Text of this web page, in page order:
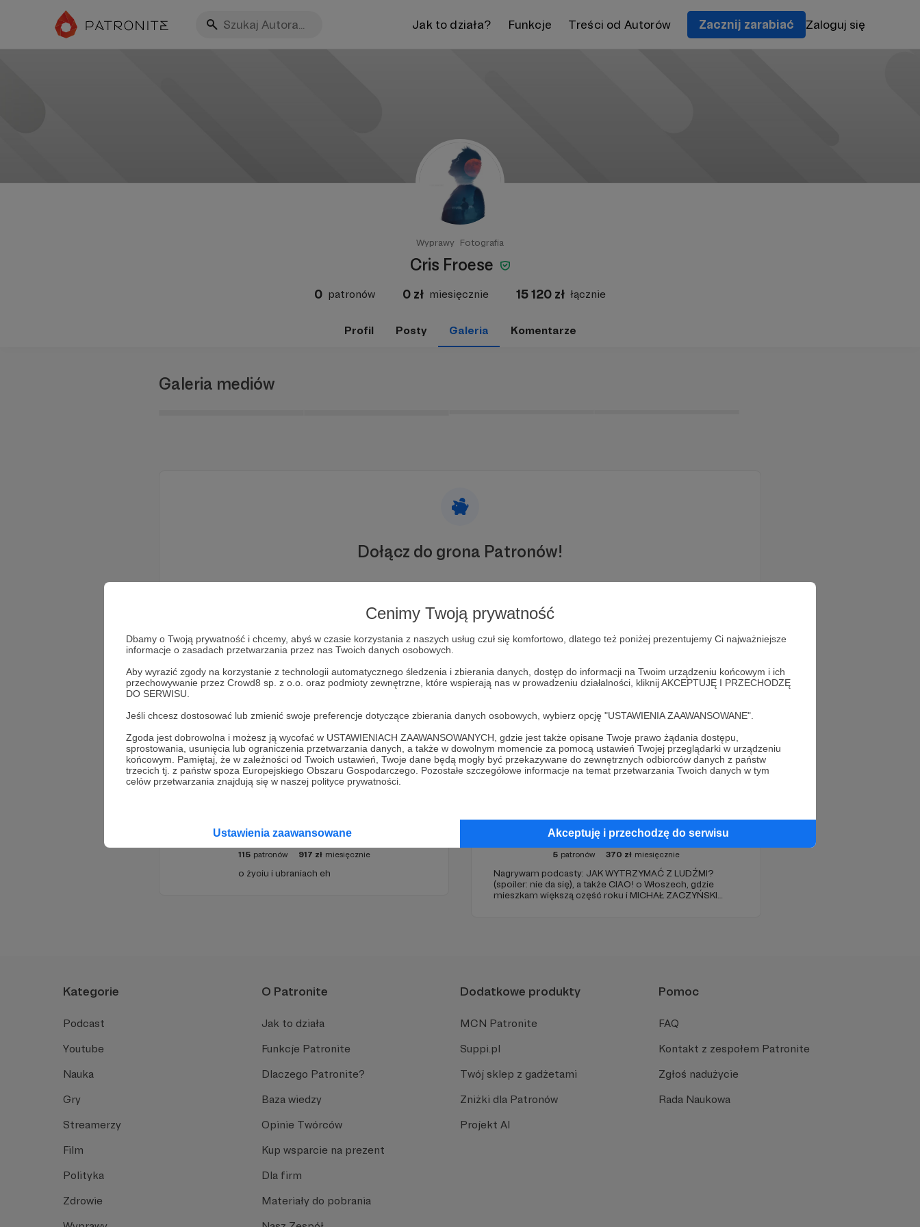
Cenimy Twoją prywatność
Dbamy o Twoją prywatność i chcemy, abyś w czasie korzystania z naszych usług czuł się komfortowo, dlatego też poniżej prezentujemy Ci najważniejsze
informacje o zasadach przetwarzania przez nas Twoich danych osobowych.
Aby wyrazić zgody na korzystanie z technologii automatycznego śledzenia i zbierania danych, dostęp do informacji na Twoim urządzeniu końcowym i ich
przechowywanie przez Crowd8 sp. z o.o. oraz podmioty zewnętrzne, które wspierają nas w prowadzeniu działalności, kliknij AKCEPTUJĘ I PRZECHODZĘ
DO SERWISU.
Jeśli chcesz dostosować lub zmienić swoje preferencje dotyczące zbierania danych osobowych, wybierz opcję "USTAWIENIA ZAAWANSOWANE".
Zgoda jest dobrowolna i możesz ją wycofać w USTAWIENIACH ZAAWANSOWANYCH, gdzie jest także opisane Twoje prawo żądania dostępu,
sprostowania, usunięcia lub ograniczenia przetwarzania danych, a także w dowolnym momencie za pomocą ustawień Twojej przeglądarki w urządzeniu
końcowym. Pamiętaj, że w zależności od Twoich ustawień, Twoje dane będą mogły być przekazywane do zewnętrznych odbiorców danych z państw
trzecich tj. z państw spoza Europejskiego Obszaru Gospodarczego. Pozostałe szczegółowe informacje na temat przetwarzania Twoich danych w tym
celów przetwarzania znajdują się w naszej polityce prywatności.
Ustawienia zaawansowane Akceptuję i przechodzę do serwisu
Jak to działa? Funkcje Treści od Autorów Zacznij zarabiać Zaloguj się
Wyprawy Fotografia
Cris Froese
0 patronów 0 zł miesięcznie 15 120 zł łącznie
Profil Posty Galeria Komentarze
Galeria mediów
Dołącz do grona Patronów!
Wesprzyj działalność AutoraCris Froesejuż teraz!
Zostań Patronem
Promowani autorzy
Zege
115 patronów 917 zł miesięcznie
o życiu i ubraniach eh
Michał Zaczyński
5 patronów 370 zł miesięcznie
Nagrywam podcasty: JAK WYTRZYMAĆ Z LUDŹMI?
(spoiler: nie da się), a także CIAO! o Włoszech, gdzie
mieszkam większą część roku i MICHAŁ ZACZYŃSKI
Kategorie
Podcast
Youtube
Nauka
Gry
Streamerzy
Film
Polityka
Zdrowie
O Patronite
Jak to działa
Funkcje Patronite
Dlaczego Patronite?
Baza wiedzy
Opinie Twórców
Kup wsparcie na prezent
Dla firm
Materiały do pobrania
Dodatkowe produkty
MCN Patronite
Suppi.pl
Twój sklep z gadżetami
Zniżki dla Patronów
Projekt AI
Pomoc
FAQ
Kontakt z zespołem Patronite
Zgłoś nadużycie
Rada Naukowa